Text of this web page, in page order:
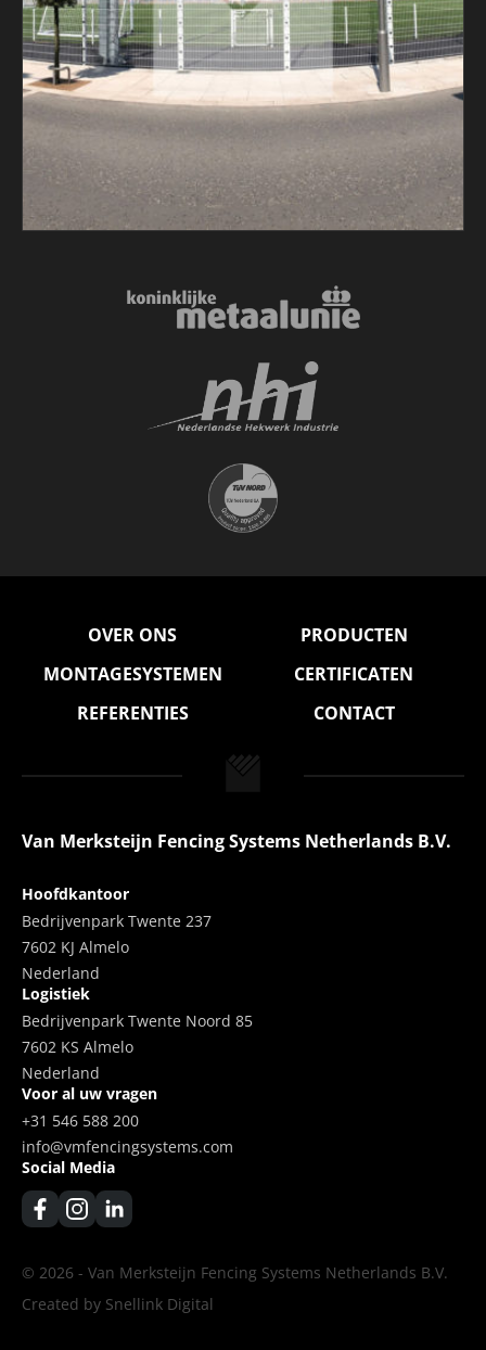
OVER ONS
PRODUCTEN
MONTAGESYSTEMEN
CERTIFICATEN
REFERENTIES
CONTACT
Van Merksteijn Fencing Systems Netherlands B.V.
Hoofdkantoor
Bedrijvenpark Twente 237
7602 KJ Almelo
Nederland
Logistiek
Bedrijvenpark Twente Noord 85
7602 KS Almelo
Nederland
Voor al uw vragen
+31 546 588 200
info@vmfencingsystems.com
Social Media
© 2026 - Van Merksteijn Fencing Systems Netherlands B.V.
Created by Snellink Digital